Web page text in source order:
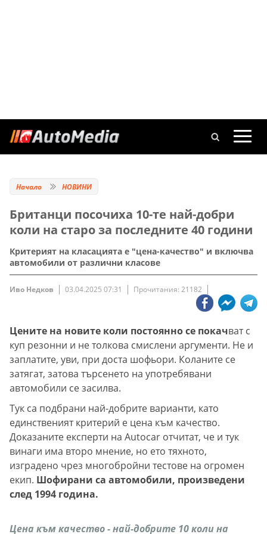
Начало НОВИНИ
Британци посочиха 10-те най-добри
коли на старо за последните 40 години
Критерият на класацията е "цена-качество" и включва
автомобили от различни класове
Иво Недков 03.04.2025 07:31 Прочитания: 21182
Цените на новите коли постоянно се покачват с
куп резонни и не толкова смислени аргументи. Не и
заплатите, уви, при доста шофьори. Коланите се
затягат, затова търсенето на употребявани
автомобили се засилва.
Тук са подбрани най-добрите варианти, като
единственият критерий е цена към качество.
Доказаните експерти на Autocar отчитат, че и тук
винаги има второ мнение, но ето тяхното,
изградено чрез многобройни тестове на огромен
екип. Шофирани са автомобили, произведени
след 1994 година.
Цена към качество - най-добрите 10 коли на